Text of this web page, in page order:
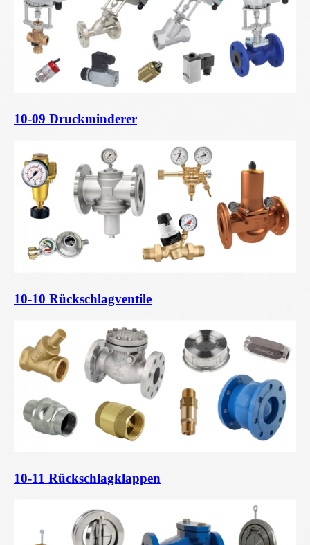
10-09 Druckminderer
10-10 Rückschlagventile
10-11 Rückschlagklappen